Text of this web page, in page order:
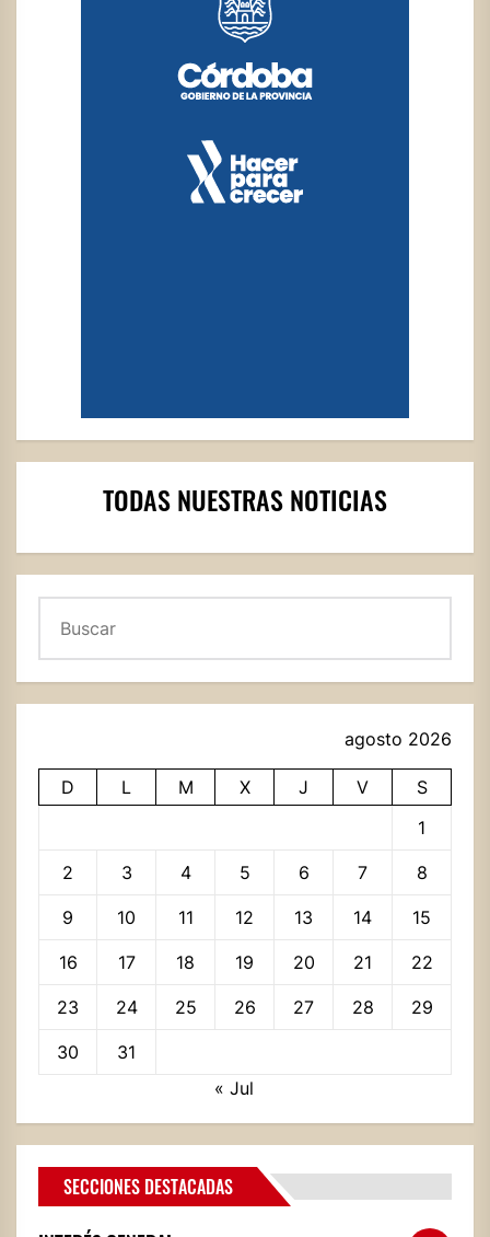
TODAS NUESTRAS NOTICIAS
agosto 2026
D L M X J V
S
1
2 3 4 5 6 7 8
9 10 11 12 13 14 15
16 17 18 19 20 21 22
23 24 25 26 27 28 29
30
31
« Jul
SECCIONES DESTACADAS